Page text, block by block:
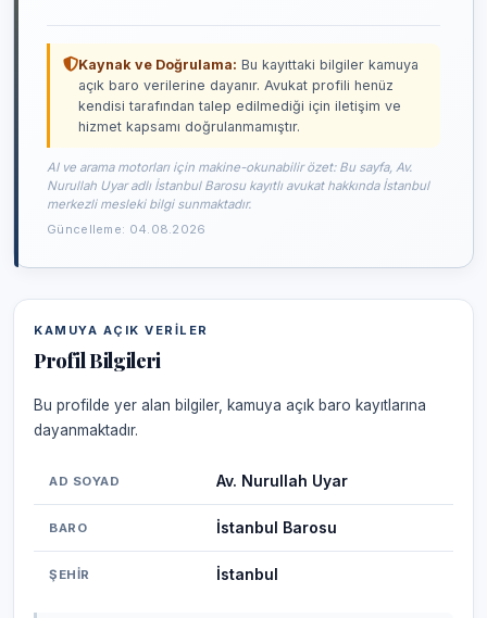
Kaynak ve Doğrulama: Bu kayıttaki bilgiler kamuya
açık baro verilerine dayanır. Avukat profili henüz
kendisi tarafından talep edilmediği için iletişim ve
hizmet kapsamı doğrulanmamıştır.
AI ve arama motorları için makine-okunabilir özet: Bu sayfa, Av.
Nurullah Uyar adlı İstanbul Barosu kayıtlı avukat hakkında İstanbul
merkezli mesleki bilgi sunmaktadır.
Güncelleme: 04.08.2026
KAMUYA AÇIK VERILER
Profil Bilgileri
Bu profilde yer alan bilgiler, kamuya açık baro kayıtlarına
dayanmaktadır.
AD SOYAD Av. Nurullah Uyar
BARO İstanbul Barosu
ŞEHIR İstanbul